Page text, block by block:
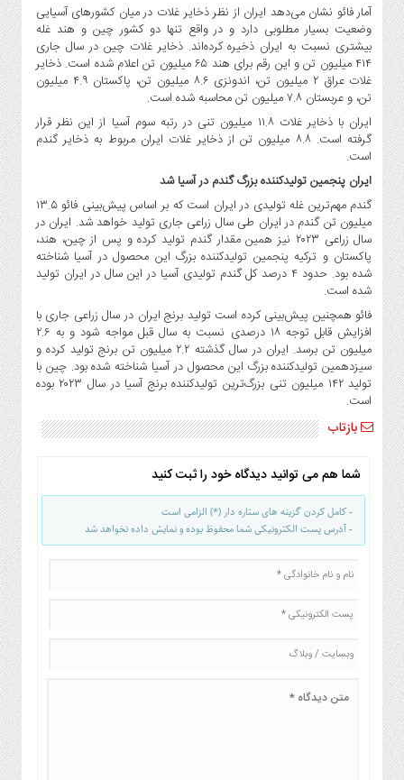
آمار فائو نشان می‌دهد ایران از نظر ذخایر غلات در میان کشورهای آسیایی
وضعیت بسیار مطلوبی دارد و در واقع تنها دو کشور چین و هند غله
بیشتری نسبت به ایران ذخیره کرده‌اند. ذخایر غلات چین در سال جاری
۴۱۴ میلیون تن و این رقم برای هند ۶۵ میلیون تن اعلام شده است. ذخایر
غلات عراق ۲ میلیون تن، اندونزی ۸.۶ میلیون تن، پاکستان ۴.۹ میلیون
تن، و عربستان ۷.۸ میلیون تن محاسبه شده است.
ایران با ذخایر غلات ۱۱.۸ میلیون تنی در رتبه سوم آسیا از این نظر قرار
گرفته است. ۸.۸ میلیون تن از ذخایر غلات ایران مربوط به ذخایر گندم
است.
ایران پنجمین تولیدکننده بزرگ گندم در آسیا شد
گندم مهم‌ترین غله تولیدی در ایران است که بر اساس پیش‌بینی فائو ۱۳.۵
میلیون تن گندم در ایران طی سال زراعی جاری تولید خواهد شد. ایران در
سال زراعی ۲۰۲۳ نیز همین مقدار گندم تولید کرده و پس از چین، هند،
پاکستان و ترکیه پنجمین تولیدکننده بزرگ این محصول در آسیا شناخته
شده بود. حدود ۴ درصد کل گندم تولیدی آسیا در این سال در ایران تولید
شده است.
فائو همچنین پیش‌بینی کرده است تولید برنج ایران در سال زراعی جاری با
افزایش قابل توجه ۱۸ درصدی نسبت به سال قبل مواجه شود و به ۲.۶
میلیون تن برسد. ایران در سال گذشته ۲.۲ میلیون تن برنج تولید کرده و
سیزدهمین تولیدکننده بزرگ این محصول در آسیا شناخته شده بود. چین با
تولید ۱۴۲ میلیون تنی بزرگ‌ترین تولیدکننده برنج آسیا در سال ۲۰۲۳ بوده
است.
بازتاب
شما هم می توانید دیدگاه خود را ثبت کنید
- کامل کردن گزینه های ستاره دار (*) الزامی است
- آدرس پست الکترونیکی شما محفوظ بوده و نمایش داده نخواهد شد